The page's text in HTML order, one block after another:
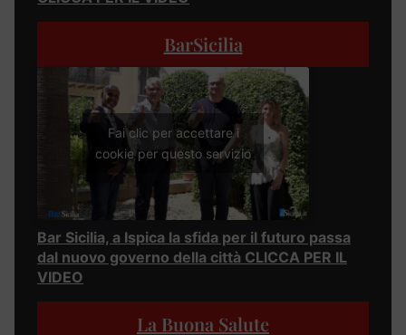
BarSicilia
Fai clic per accettare i
cookie per questo servizio
Bar Sicilia, a Ispica la sfida per il futuro passa
dal nuovo governo della città CLICCA PER IL
VIDEO
La Buona Salute